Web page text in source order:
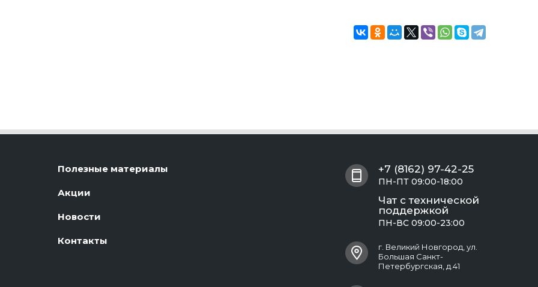
Полезные материалы
Акции
Новости
Контакты
+7 (8162) 97-42-25
ПН-ПТ 09:00-18:00
Чат с технической
поддержкой
ПН-ВС 09:00-23:00
г. Великий Новгород, ул.
Большая Санкт-
Петербургская, д.41